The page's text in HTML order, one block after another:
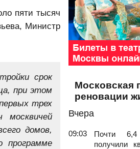
пяти тысяч
Министр
срок
при этом
трех
домов,
программе
Московская
реновации
Вчера
09:03
Почти 6,4
получили